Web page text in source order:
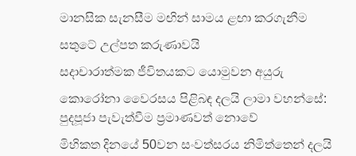
මානසික සැනසීම මඟින් සාමය ළඟා කරගැනීම
සතුටේ උල්පත කරුණාවයි
සදාචාරාත්මක ජීවිතයකට යොමුවන අයුරු
කොරෝනා වෛරසය පිළිබඳ දලයි ලාමා වහන්සේ:
පුදපූජා පැවැත්වීම ප්‍රමාණවත් නොවේ
මිහිකත දිනයේ 50වන සංවත්සරය නිමිත්තෙන් දලයි